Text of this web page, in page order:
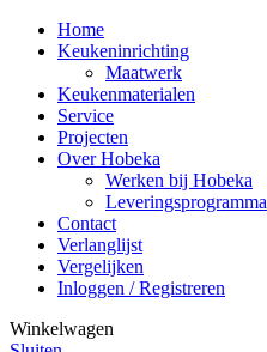
Home
Keukeninrichting
Maatwerk
Keukenmaterialen
Service
Projecten
Over Hobeka
Werken bij Hobeka
Leveringsprogramma
Contact
Verlanglijst
Vergelijken
Inloggen / Registreren
Winkelwagen